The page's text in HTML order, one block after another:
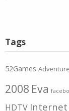
Tags
52Games Adventure
2008 Eva
HDTV Internet